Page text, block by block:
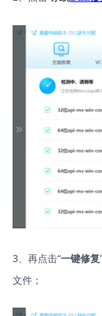
3、再点击“一键修复
文件；